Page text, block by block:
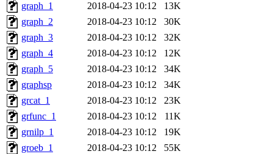
graph_1
2018-04-23 10:12
13K
graph_2
2018-04-23 10:12
30K
graph_3
2018-04-23 10:12
32K
graph_4
2018-04-23 10:12
12K
graph_5
2018-04-23 10:12
34K
graphsp
2018-04-23 10:12
34K
grcat_1
2018-04-23 10:12
23K
grfunc_1
2018-04-23 10:12
11K
grnilp_1
2018-04-23 10:12
19K
groeb_1
2018-04-23 10:12
55K